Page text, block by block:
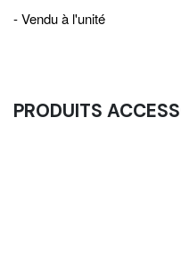
- Vendu à l'unité
PRODUITS